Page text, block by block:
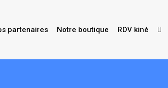
partenaires Notre boutique RDV kiné